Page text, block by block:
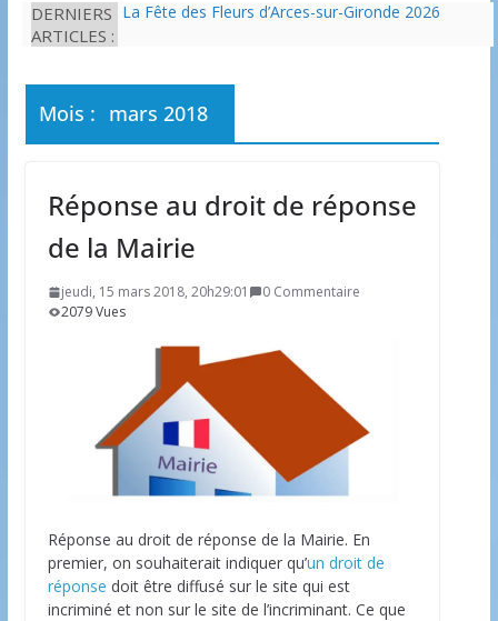
DERNIERS
ARTICLES :
La Fête des Fleurs d’Arces-sur-Gironde 2026
passé
Eau potable : Le préfet de Charente-Maritime
annonce de nouvelles restrictions
Il est interdit de tondre sa pelouse de 12h à 16h à
Une solution durable pour l’isolation des
bâtiments avec le chanvre
Mois : mars 2018
Réponse au droit de réponse
de la Mairie
jeudi, 15 mars 2018, 20h29:01
0 Commentaire
2079 Vues
Réponse au droit de réponse de la Mairie. En
premier, on souhaiterait indiquer qu’un droit de
réponse doit être diffusé sur le site qui est
incriminé et non sur le site de l’incriminant. Ce que